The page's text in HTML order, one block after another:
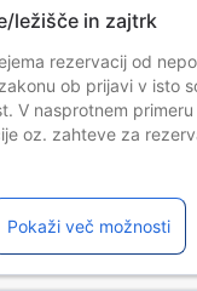
ležišče in zajtrk
rezervacij od
ob prijavi v isto
V nasprotnem
oz. zahteve za
do 0 let [vključeni]
ležiščih je
lahko zaračuna
Pokaži več možnosti